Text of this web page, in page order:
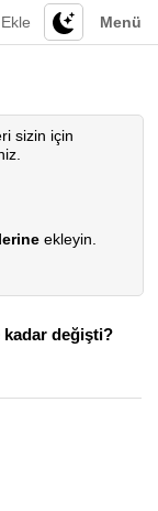
Menü
sizin için
ekleyin.
kadar değişti?